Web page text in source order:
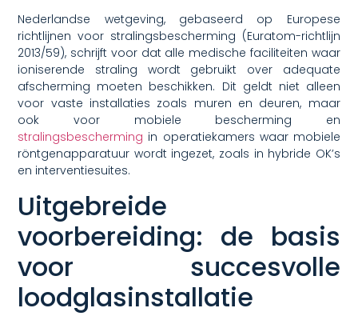
Nederlandse wetgeving, gebaseerd op Europese
richtlijnen voor stralingsbescherming (Euratom-richtlijn
2013/59), schrijft voor dat alle medische faciliteiten waar
ioniserende straling wordt gebruikt over adequate
afscherming moeten beschikken. Dit geldt niet alleen
voor vaste installaties zoals muren en deuren, maar
ook voor mobiele bescherming en
stralingsbescherming in operatiekamers waar mobiele
röntgenapparatuur wordt ingezet, zoals in hybride OK’s
en interventiesuites.
Uitgebreide
voorbereiding: de basis
voor succesvolle
loodglasinstallatie